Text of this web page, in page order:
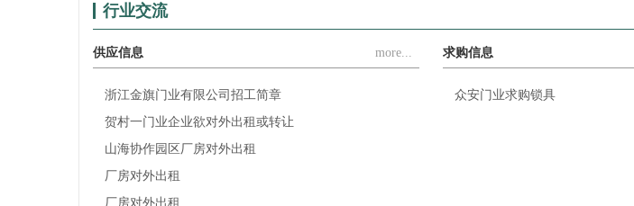
行业交流
供应信息 more...
浙江金旗门业有限公司招工简章
贺村一门业企业欲对外出租或转让
山海协作园区厂房对外出租
厂房对外出租
厂房对外出租
求购信息
众安门业求购锁具